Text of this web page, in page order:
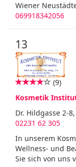
Wiener
069918342056
13
(9)
Kosmetik
Dr. Hildgasse 2-
02231 62 305
In unserem
Wellness- und
Sie sich von uns